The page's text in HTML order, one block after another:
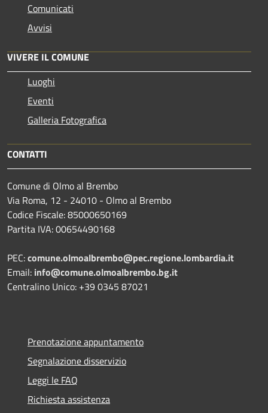
Comunicati
Avvisi
VIVERE IL COMUNE
Luoghi
Eventi
Galleria Fotografica
CONTATTI
Comune di Olmo al Brembo
Via Roma, 12 - 24010 - Olmo al Brembo
Codice Fiscale: 85000650169
Partita IVA: 00654490168
PEC:comune.olmoalbrembo@pec.regione.lombardia.it
Email: info@comune.olmoalbrembo.bg.it
Centralino Unico: +39 0345 87021
Prenotazione appuntamento
Segnalazione disservizio
Leggi le FAQ
Richiesta assistenza